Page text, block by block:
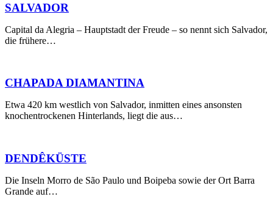
SALVADOR
Capital da Alegria – Hauptstadt der Freude – so nennt sich Salvador,
die frühere…
CHAPADA DIAMANTINA
Etwa 420 km westlich von Salvador, inmitten eines ansonsten
knochentrockenen Hinterlands, liegt die aus…
DENDÊKÜSTE
Die Inseln Morro de São Paulo und Boipeba sowie der Ort Barra
Grande auf…